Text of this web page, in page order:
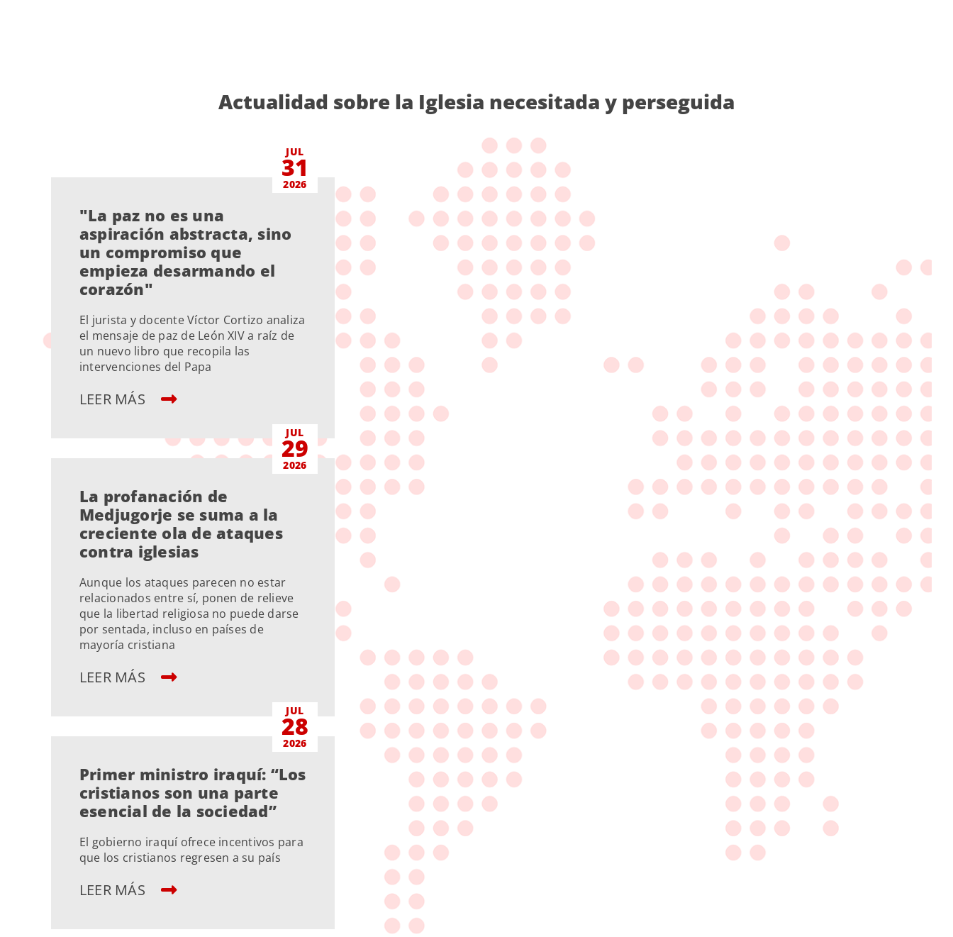
Actualidad sobre la Iglesia necesitada y perseguida
JUL
31
2026
"La paz no es una
aspiración abstracta, sino
un compromiso que
empieza desarmando el
corazón"
El jurista y docente Víctor Cortizo analiza
el mensaje de paz de León XIV a raíz de
un nuevo libro que recopila las
intervenciones del Papa
LEER MÁS
JUL
29
2026
La profanación de
Medjugorje se suma a la
creciente ola de ataques
contra iglesias
Aunque los ataques parecen no estar
relacionados entre sí, ponen de relieve
que la libertad religiosa no puede darse
por sentada, incluso en países de
mayoría cristiana
LEER MÁS
JUL
28
2026
Primer ministro iraquí: “Los
cristianos son una parte
esencial de la sociedad”
El gobierno iraquí ofrece incentivos para
que los cristianos regresen a su país
LEER MÁS